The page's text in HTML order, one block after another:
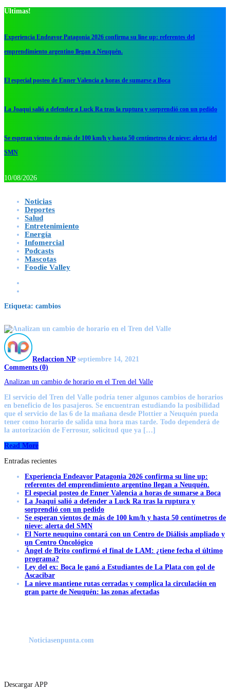
Ultimas!
Experiencia Endeavor Patagonia 2026 confirma su line up: referentes del
emprendimiento argentino llegan a Neuquén.
El especial posteo de Enner Valencia a horas de sumarse a Boca
La Joaqui salió a defender a Luck Ra tras la ruptura y sorprendió con un pedido
Se esperan vientos de más de 100 km/h y hasta 50 centímetros de nieve: alerta del
SMN
10/08/2026
Noticias
Deportes
Salud
Entretenimiento
Energía
Infomercial
Podcasts
Mascotas
Foodie Valley
Etiqueta: cambios
Redaccion NP septiembre 14, 2021
Comments (0)
Analizan un cambio de horario en el Tren del Valle
El servicio del Tren del Valle podría tener algunos cambios de horarios
en beneficio de los pasajeros. Se encuentran estudiando la posibilidad
que el servicio de las 6 de la mañana desde Plottier a Neuquén pueda
tener como horario de salida una hora mas tarde. Todo dependerá de
la autorización de Ferrosur, solicitud que ya […]
Read More
Entradas recientes
Experiencia Endeavor Patagonia 2026 confirma su line up:
referentes del emprendimiento argentino llegan a Neuquén.
El especial posteo de Enner Valencia a horas de sumarse a Boca
La Joaqui salió a defender a Luck Ra tras la ruptura y
sorprendió con un pedido
Se esperan vientos de más de 100 km/h y hasta 50 centímetros de
nieve: alerta del SMN
El Norte neuquino contará con un Centro de Diálisis ampliado y
un Centro Oncológico
Ángel de Brito confirmó el final de LAM: ¿tiene fecha el último
programa?
Ley del ex: Boca le ganó a Estudiantes de La Plata con gol de
Ascacibar
La nieve mantiene rutas cerradas y complica la circulación en
gran parte de Neuquén: las zonas afectadas
Noticiasenpunta.com
Descargar APP